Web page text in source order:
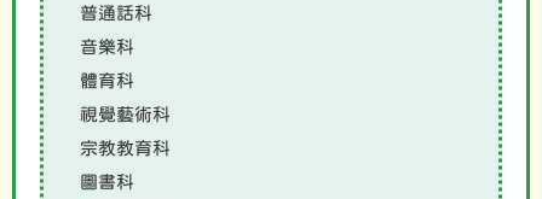
普通話科
音樂科
體育科
視覺藝術科
宗教教育科
圖書科